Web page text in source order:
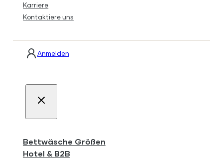
Karriere
Kontaktiere uns
Anmelden
Bettwäsche Größen
Hotel & B2B